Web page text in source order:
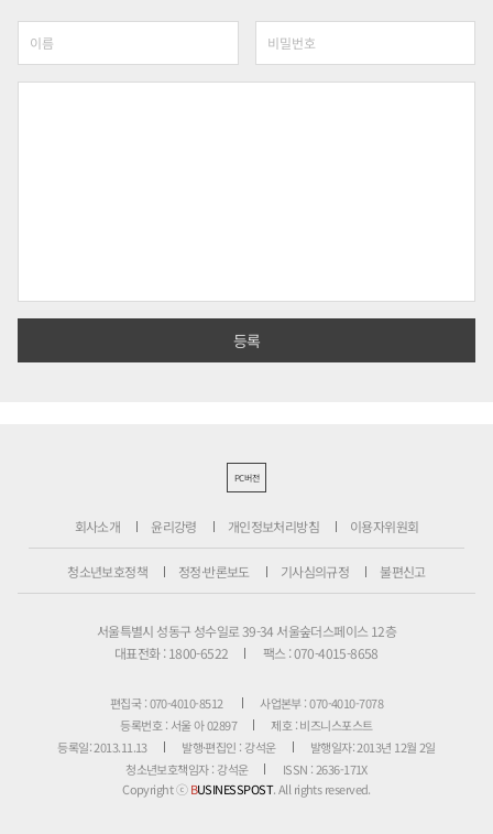
PC버전
회사소개 윤리강령 개인정보처리방침 이용자위원회
청소년보호정책 정정·반론보도 기사심의규정 불편신고
서울특별시 성동구 성수일로 39-34 서울숲더스페이스 12층
대표전화 : 1800-6522
팩스 : 070-4015-8658
편집국 : 070-4010-8512
사업본부 : 070-4010-7078
등록번호 : 서울 아 02897
제호 : 비즈니스포스트
등록일: 2013.11.13
발행·편집인 : 강석운
발행일자: 2013년 12월 2일
청소년보호책임자 : 강석운
ISSN : 2636-171X
Copyright ⓒBUSINESSPOST. All rights reserved.